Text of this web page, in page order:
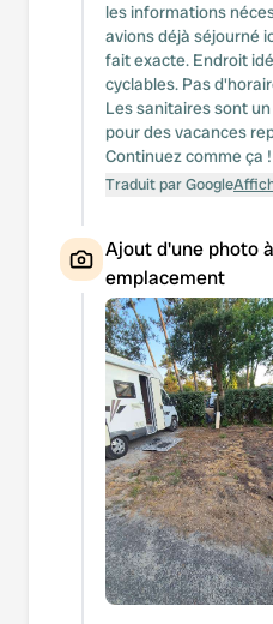
les informations
avions déjà séjourné
fait exacte. Endroit
cyclables. Pas
Les sanitaires sont
pour des vacances
Continuez comme ça
Traduit par Google
Ajout d'une photo
emplacement